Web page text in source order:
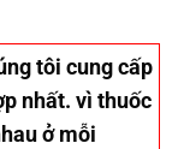
tôi cung cấp
nhất. vì thuốc
ở mỗi